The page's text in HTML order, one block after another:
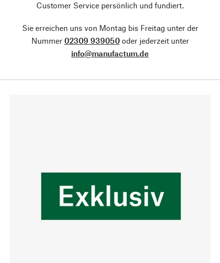
Customer Service persönlich und fundiert.
Sie erreichen uns von Montag bis Freitag unter der
Nummer 02309 939050oder jederzeit unter
info@manufactum.de